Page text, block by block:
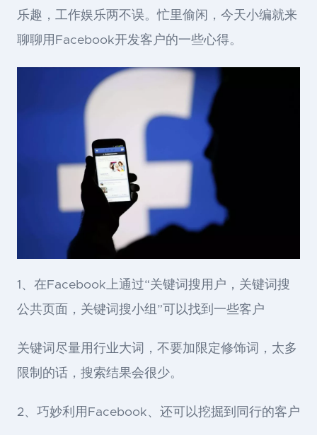
乐趣，工作娱乐两不误。忙里偷闲，今天小编就来
聊聊用Facebook开发客户的一些心得。
1、在Facebook上通过“关键词搜用户，关键词搜
公共页面，关键词搜小组”可以找到一些客户
关键词尽量用行业大词，不要加限定修饰词，太多
限制的话，搜索结果会很少。
2、巧妙利用Facebook、还可以挖掘到同行的客户